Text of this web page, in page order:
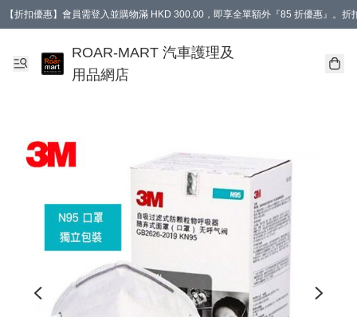
【折扣優惠】會員需登入並購物滿 HKD 300.00，即享全單額外『85 折優惠』。
【會員禮遇】會員消費滿 HKD 400.00，即可獲贈【德國LIQUI MOLY 汽車風口香
ROAR-MART 汽車護理及
用品網店